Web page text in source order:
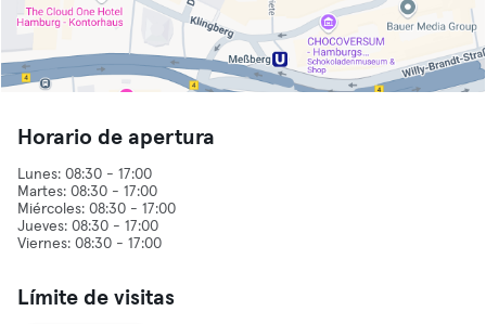
Horario de apertura
Lunes: 08:30 - 17:00
Martes: 08:30 - 17:00
Miércoles: 08:30 - 17:00
Jueves: 08:30 - 17:00
Límite de visitas